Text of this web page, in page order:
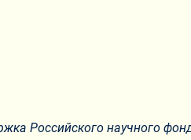
Российского научного